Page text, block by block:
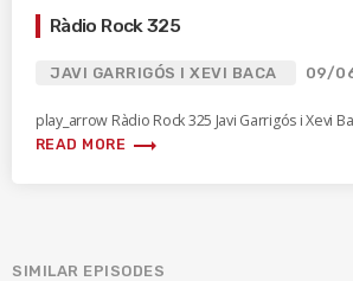
Ràdio Rock 325
JAVI GARRIGÓS I XEVI BACA 09/
play_arrow Ràdio Rock 325 Javi Garrigós i Xevi
READ MORE trending_flat
SIMILAR EPISODES